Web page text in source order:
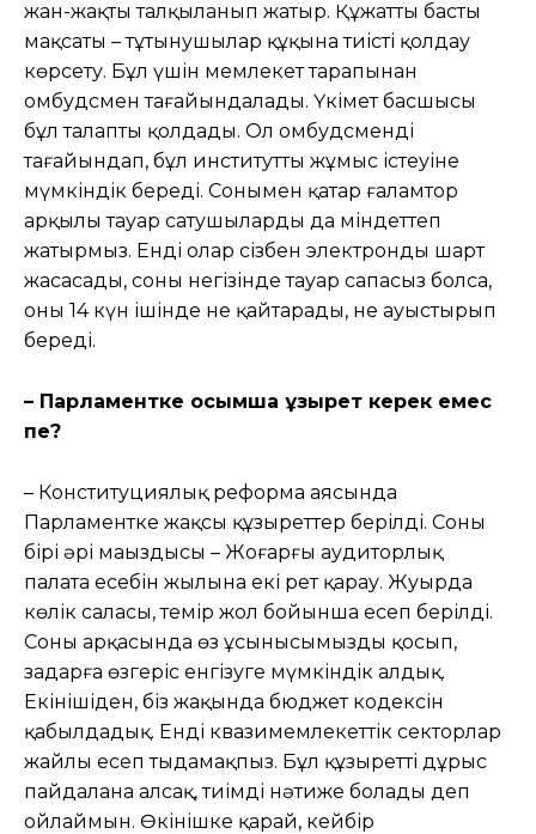
жан-жақты талқыланып жатыр. Құжаттың басты
мақсаты – тұтынушылар құқына тиісті қолдау
көрсету. Бұл үшін мемлекет тарапынан
омбудсмен тағайындалады. Үкімет басшысы
бұл талапты қолдады. Ол омбудсменді
тағайындап, бұл институттың жұмыс істеуіне
мүмкіндік береді. Сонымен қатар ғаламтор
арқылы тауар сатушыларды да міндеттеп
жатырмыз. Енді олар сізбен электронды шарт
жасасады, соның негізінде тауар сапасыз болса,
оны 14 күн ішінде не қайтарады, не ауыстырып
береді.
– Парламентке қосымша құзырет керек емес
пе?
– Конституциялық реформа аясында
Парламентке жақсы құзыреттер берілді. Соның
бірі əрі маңыздысы – Жоғарғы аудиторлық
палата есебін жылына екі рет қарау. Жуырда
көлік саласы, темір жол бойынша есеп берілді.
Соның арқасында өз ұсынысымызды қосып,
заңдарға өзгеріс енгізуге мүмкіндік алдық.
Екінішіден, біз жақында бюджет кодексін
қабылдадық. Енді квазимемлекеттік секторлар
жайлы есеп тыңдамақпыз. Бұл құзыретті дұрыс
пайдалана алсақ, тиімді нəтиже болады деп
ойлаймын. Өкінішке қарай, кейбір